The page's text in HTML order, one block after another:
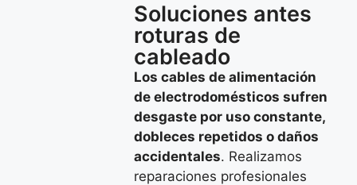
Soluciones antes
roturas de
cableado
Los cables de alimentación
de electrodomésticos sufren
desgaste por uso constante,
dobleces repetidos o daños
accidentales. Realizamos
reparaciones profesionales